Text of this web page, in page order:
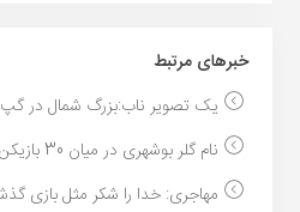
خبر‌های مرتبط
یک تصویر ناب:بزرگ شمال در
نام گلر بوشهری در میان 30 بازیکن تیم ملی جوانان ای...
مهاجری: خدا را شکر مثل بازی